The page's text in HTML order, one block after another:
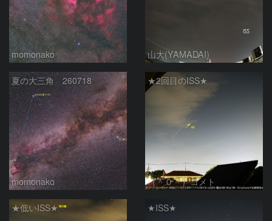
momonako 山大(YAMADAI)
夏の大三角 260718
momonako
★2回目のISS★
（＾０＾）コメト
★低いISS★ ★ISS★